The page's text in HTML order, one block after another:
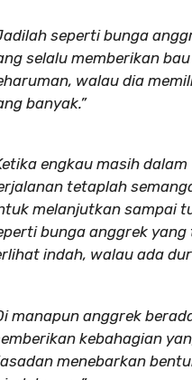
seperti bunga
selalu memberikan bau
walau dia
banyak.”
engkau masih dalam
tetaplah
melanjutkan sampai
bunga anggrek
indah, walau ada
manapun anggrek
kebahagian
menebarkan